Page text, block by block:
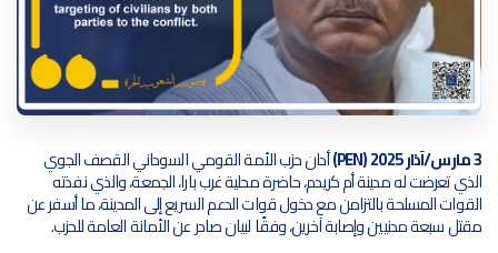
3 مارس/آذار 2025 (PEN) أدان حزب الأمة القومي السوداني القصف الجوي
الذي تعرضت له مدينة أم كريدم، حاضرة محلية غرب بارا، الجمعة، والذي نفذته
القوات المسلحة بالتزامن مع دخول قوات الدعم السريع إلى المدينة، ما أسفر عن
مقتل سبعة مدنيين وإصابة آخرين، وفقًا لبيان صادر عن الأمانة العامة للحزب.